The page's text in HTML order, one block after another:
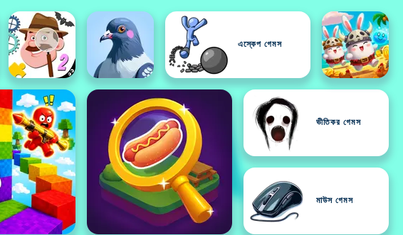
এস্কেপ গেমস
ভীতিকর গেমস
মাউস গেমস